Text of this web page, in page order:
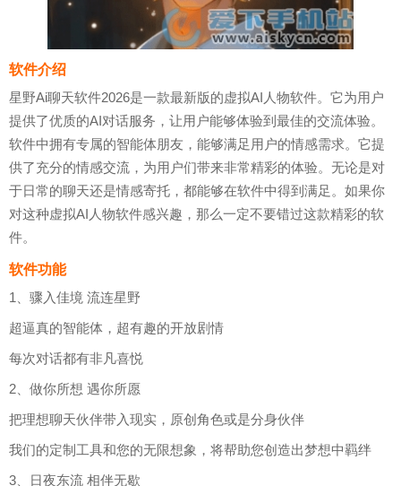
软件介绍
星野Ai聊天软件2026是一款最新版的虚拟AI人物软件。它为用户
提供了优质的AI对话服务，让用户能够体验到最佳的交流体验。
软件中拥有专属的智能体朋友，能够满足用户的情感需求。它提
供了充分的情感交流，为用户们带来非常精彩的体验。无论是对
于日常的聊天还是情感寄托，都能够在软件中得到满足。如果你
对这种虚拟AI人物软件感兴趣，那么一定不要错过这款精彩的软
件。
软件功能
1、骤入佳境 流连星野
超逼真的智能体，超有趣的开放剧情
每次对话都有非凡喜悦
2、做你所想 遇你所愿
把理想聊天伙伴带入现实，原创角色或是分身伙伴
我们的定制工具和您的无限想象，将帮助您创造出梦想中羁绊
3、日夜东流 相伴无歇